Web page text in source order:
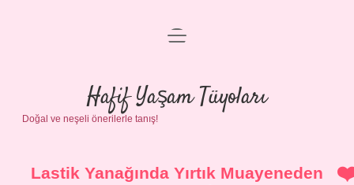
Anasayfa
Gizlilik Politikası
Yasal Uyarı
menüyü
Hafif Yaşam Tüyoları
Doğal ve neşeli önerilerle tanış!
Lastik Yanağında Yırtık Muayeneden